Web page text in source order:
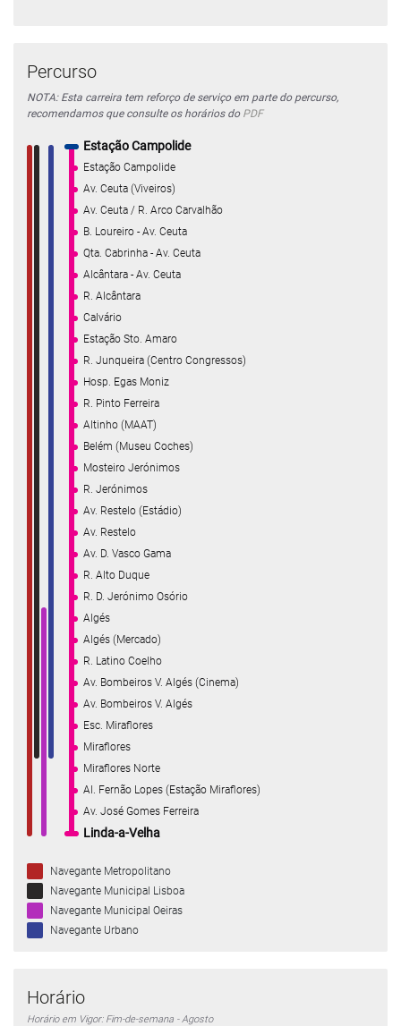
Percurso
NOTA: Esta carreira tem reforço de serviço em parte do percurso,
recomendamos que consulte os horários do PDF
Estação Campolide
Estação Campolide
Av. Ceuta (Viveiros)
Av. Ceuta / R. Arco Carvalhão
B. Loureiro - Av. Ceuta
Qta. Cabrinha - Av. Ceuta
Alcântara - Av. Ceuta
R. Alcântara
Calvário
Estação Sto. Amaro
R. Junqueira (Centro Congressos)
Hosp. Egas Moniz
R. Pinto Ferreira
Altinho (MAAT)
Belém (Museu Coches)
Mosteiro Jerónimos
R. Jerónimos
Av. Restelo (Estádio)
Av. Restelo
Av. D. Vasco Gama
R. Alto Duque
R. D. Jerónimo Osório
Algés
Algés (Mercado)
R. Latino Coelho
Av. Bombeiros V. Algés (Cinema)
Av. Bombeiros V. Algés
Esc. Miraflores
Miraflores
Miraflores Norte
Al. Fernão Lopes (Estação Miraflores)
Av. José Gomes Ferreira
Linda-a-Velha
Navegante Metropolitano
Navegante Municipal Lisboa
Navegante Municipal Oeiras
Navegante Urbano
Horário
Horário em Vigor: Fim-de-semana - Agosto